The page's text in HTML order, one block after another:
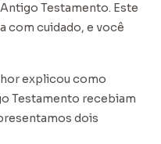
Testamento. Este
com cuidado, e você
explicou como
Testamento recebiam
dois